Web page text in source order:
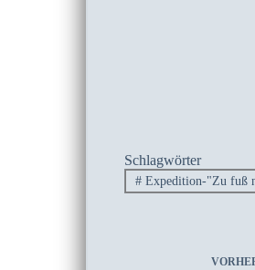
Schlagwörter
# Expedition-"Zu fuß